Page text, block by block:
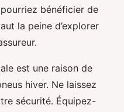
bénéficier de
la peine d’explorer
est une raison de
hiver. Ne laissez
sécurité. Équipez-